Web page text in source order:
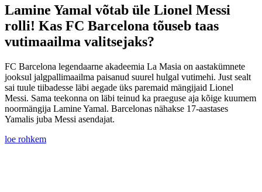
Lamine Yamal võtab üle Lionel Messi
rolli! Kas FC Barcelona tõuseb taas
vutimaailma valitsejaks?
FC Barcelona legendaarne akadeemia La Masia on aastakümnete
jooksul jalgpallimaailma paisanud suurel hulgal vutimehi. Just sealt
sai tuule tiibadesse läbi aegade üks paremaid mängijaid Lionel
Messi. Sama teekonna on läbi teinud ka praeguse aja kõige kuumem
noormängija Lamine Yamal. Barcelonas nähakse 17-aastases
Yamalis juba Messi asendajat.
loe rohkem